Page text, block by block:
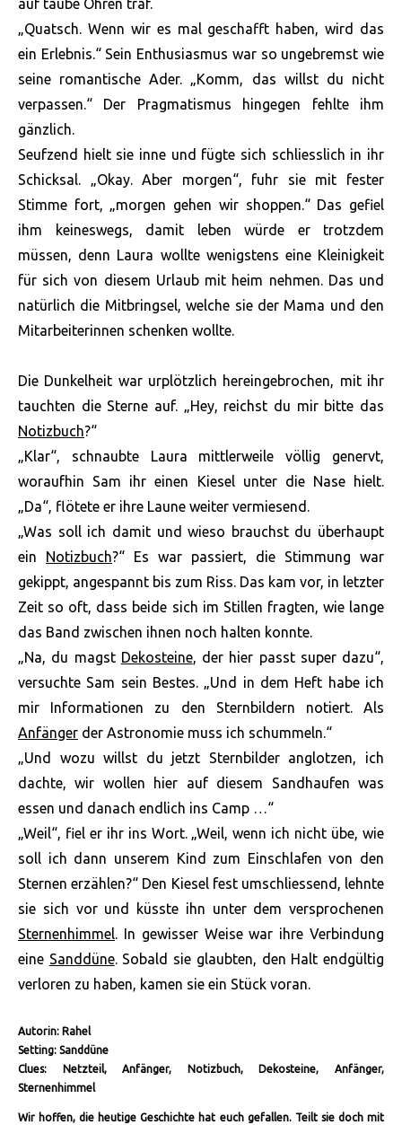
auf taube Ohren traf.
„Quatsch. Wenn wir es mal geschafft haben, wird das
ein Erlebnis.“ Sein Enthusiasmus war so ungebremst wie
seine romantische Ader. „Komm, das willst du nicht
verpassen.“ Der Pragmatismus hingegen fehlte ihm
gänzlich.
Seufzend hielt sie inne und fügte sich schliesslich in ihr
Schicksal. „Okay. Aber morgen“, fuhr sie mit fester
Stimme fort, „morgen gehen wir shoppen.“ Das gefiel
ihm keineswegs, damit leben würde er trotzdem
müssen, denn Laura wollte wenigstens eine Kleinigkeit
für sich von diesem Urlaub mit heim nehmen. Das und
natürlich die Mitbringsel, welche sie der Mama und den
Mitarbeiterinnen schenken wollte.
Die Dunkelheit war urplötzlich hereingebrochen, mit ihr
tauchten die Sterne auf. „Hey, reichst du mir bitte das
Notizbuch?“
„Klar“, schnaubte Laura mittlerweile völlig genervt,
woraufhin Sam ihr einen Kiesel unter die Nase hielt.
„Da“, flötete er ihre Laune weiter vermiesend.
„Was soll ich damit und wieso brauchst du überhaupt
ein
Notizbuch?“ Es war passiert, die Stimmung war
gekippt, angespannt bis zum Riss. Das kam vor, in letzter
Zeit so oft, dass beide sich im Stillen fragten, wie lange
das Band zwischen ihnen noch halten konnte.
„Na, du magst Dekosteine, der hier passt super dazu“,
versuchte Sam sein Bestes. „Und in dem Heft habe ich
mir Informationen zu den Sternbildern notiert. Als
Anfänger der Astronomie muss ich schummeln.“
„Und wozu willst du jetzt Sternbilder anglotzen, ich
dachte, wir wollen hier auf diesem Sandhaufen was
essen und danach endlich ins Camp …“
„Weil“, fiel er ihr ins Wort. „Weil, wenn ich nicht übe, wie
soll ich dann unserem Kind zum Einschlafen von den
Sternen erzählen?“ Den Kiesel fest umschliessend, lehnte
sie sich vor und küsste ihn unter dem versprochenen
Sternenhimmel. In gewisser Weise war ihre Verbindung
eine Sanddüne. Sobald sie glaubten, den Halt endgültig
verloren zu haben, kamen sie ein Stück voran.
Autorin: Rahel
Setting: Sanddüne
Clues: Netzteil, Anfänger, Notizbuch, Dekosteine, Anfänger,
Sternenhimmel
Wir hoffen, die heutige Geschichte hat euch gefallen. Teilt sie doch mit